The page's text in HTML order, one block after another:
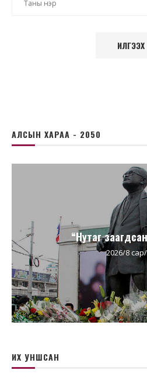
АЛСЫН ХАРАА - 2050
“Нутаг
2026/8
ИХ УНШСАН